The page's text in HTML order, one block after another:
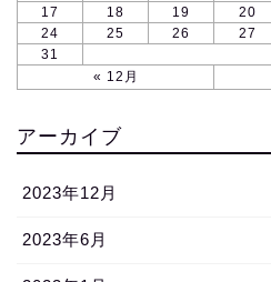
« 12月
17
18 19 20
24
25 26 27
31
アーカイブ
2023年12月
2023年6月